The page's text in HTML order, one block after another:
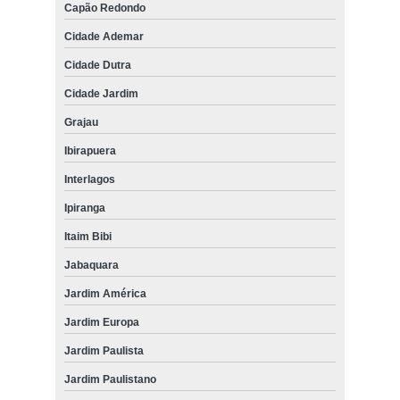
empresa de retífica para carro especial Sacomã
retíficas de motor cabeçote Mauá
retíficas de motor para carros Parque Boa Esperança
Campo
quanto custa retificação de motor Jardim Paulista
retíficas para carros especiais Itapark
empresa de retífica para motor de carro antigo Jardim Mauá
retíficas de motor de carros importados Jardins
quanto custa retífica para motor de carro antigo Mauá
quanto custa retífica para motor de carro de competição Jardim
Paulistano
Capão Redondo
Cidade Ademar
Cidade Dutra
Cidade Jardim
Grajau
Ibirapuera
Interlagos
Ipiranga
Itaim Bibi
Jabaquara
Jardim América
Jardim Europa
Jardim Paulista
Jardim Paulistano